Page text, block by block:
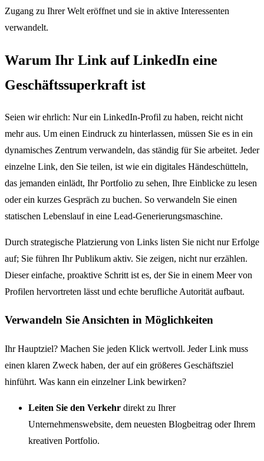
Zugang zu Ihrer Welt eröffnet und sie in aktive Interessenten
verwandelt.
Warum Ihr Link auf LinkedIn eine
Geschäftssuperkraft ist
Seien wir ehrlich: Nur ein LinkedIn-Profil zu haben, reicht nicht
mehr aus. Um einen Eindruck zu hinterlassen, müssen Sie es in ein
dynamisches Zentrum verwandeln, das ständig für Sie arbeitet. Jeder
einzelne Link, den Sie teilen, ist wie ein digitales Händeschütteln,
das jemanden einlädt, Ihr Portfolio zu sehen, Ihre Einblicke zu lesen
oder ein kurzes Gespräch zu buchen. So verwandeln Sie einen
statischen Lebenslauf in eine Lead-Generierungsmaschine.
Durch strategische Platzierung von Links listen Sie nicht nur Erfolge
auf; Sie führen Ihr Publikum aktiv. Sie zeigen, nicht nur erzählen.
Dieser einfache, proaktive Schritt ist es, der Sie in einem Meer von
Profilen hervortreten lässt und echte berufliche Autorität aufbaut.
Verwandeln Sie Ansichten in Möglichkeiten
Ihr Hauptziel? Machen Sie jeden Klick wertvoll. Jeder Link muss
einen klaren Zweck haben, der auf ein größeres Geschäftsziel
hinführt. Was kann ein einzelner Link bewirken?
Leiten Sie den Verkehr direkt zu Ihrer
Unternehmenswebsite, dem neuesten Blogbeitrag oder Ihrem
kreativen Portfolio.